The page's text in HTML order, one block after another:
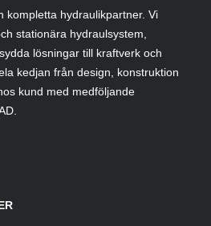
kompletta hydraulikpartner. Vi
stationära hydraulsystem,
lösningar till kraftverk och
kedjan från design, konstruktion
kund med medföljande